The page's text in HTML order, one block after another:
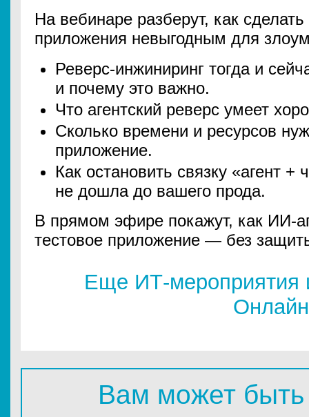
На вебинаре разберут, как
приложения невыгодным для
Реверс-инжиниринг тогда и
и почему это важно.
Что агентский реверс умеет
Сколько времени и ресурсов
приложение.
Как остановить связку «агент +
не дошла до вашего прода.
В прямом эфире покажут, как ИИ-
тестовое приложение — без
Еще ИТ-мероприятия
Онлайн
Вам может быть